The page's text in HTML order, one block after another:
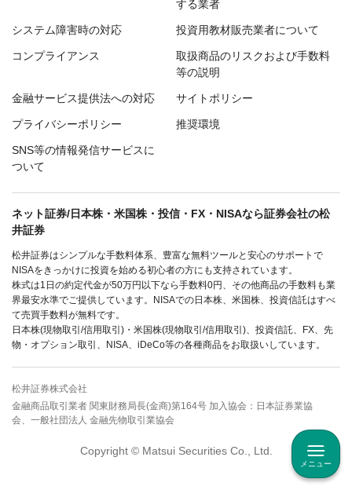
メニュー
する業者
システム障害時の対応 投資用教材販売業者について
コンプライアンス
取扱商品のリスクおよび手数料
等の説明
金融サービス提供法への対応 サイトポリシー
プライバシーポリシー 推奨環境
SNS等の情報発信サービスに
ついて
ネット証券/日本株・米国株・投信・FX・NISAなら証券会社の松
井証券
松井証券はシンプルな手数料体系、豊富な無料ツールと安心のサポートで
NISAをきっかけに投資を始める初心者の方にも支持されています。
株式は1日の約定代金が50万円以下なら手数料0円、その他商品の手数料も業
界最安水準でご提供しています。NISAでの日本株、米国株、投資信託はすべ
て売買手数料が無料です。
日本株(現物取引/信用取引)・米国株(現物取引/信用取引)、投資信託、FX、先
物・オプション取引、NISA、iDeCo等の各種商品をお取扱いしています。
松井証券株式会社
金融商品取引業者 関東財務局長(金商)第164号 加入協会：日本証券業協
会、一般社団法人 金融先物取引業協会
Copyright © Matsui Securities Co., Ltd.